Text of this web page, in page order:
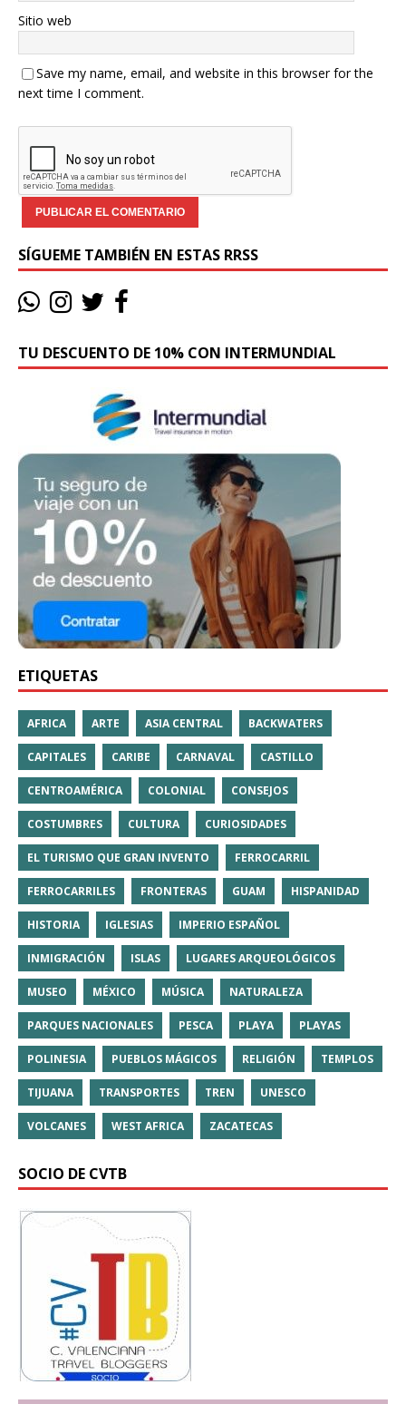
Sitio web
Save my name, email, and website in this browser for the
next time I comment.
SÍGUEME TAMBIÉN EN ESTAS RRSS
TU DESCUENTO DE 10% CON INTERMUNDIAL
ETIQUETAS
AFRICA ARTE ASIA CENTRAL BACKWATERS
CAPITALES CARIBE CARNAVAL CASTILLO
CENTROAMÉRICA COLONIAL CONSEJOS
COSTUMBRES CULTURA CURIOSIDADES
EL TURISMO QUE GRAN INVENTO FERROCARRIL
FERROCARRILES FRONTERAS GUAM HISPANIDAD
HISTORIA IGLESIAS IMPERIO ESPAÑOL
INMIGRACIÓN ISLAS LUGARES ARQUEOLÓGICOS
MUSEO MÉXICO MÚSICA NATURALEZA
PARQUES NACIONALES PESCA PLAYA PLAYAS
POLINESIA PUEBLOS MÁGICOS RELIGIÓN TEMPLOS
TIJUANA TRANSPORTES TREN UNESCO
VOLCANES WEST AFRICA ZACATECAS
SOCIO DE CVTB